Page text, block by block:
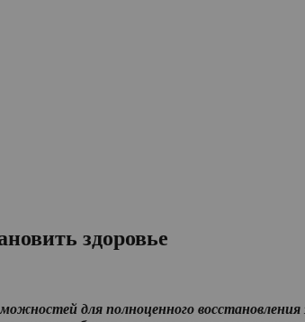
здоровье
для полноценного восстановления